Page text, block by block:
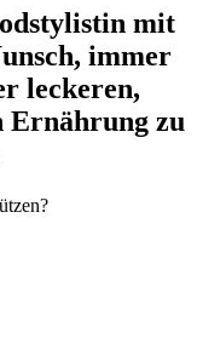
mit
immer
leckeren,
Ernährung zu